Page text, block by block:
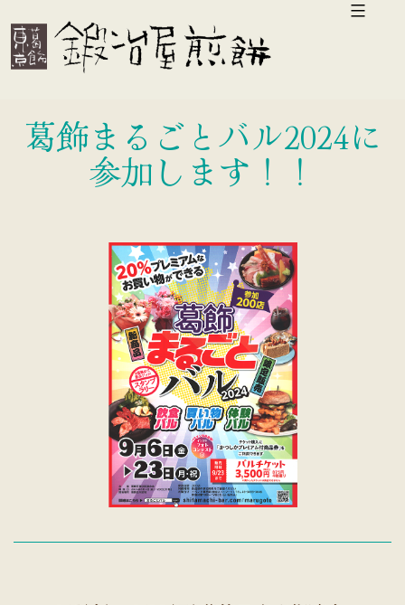
ン
テ
葛飾まるごとバル2024に
参加します！！